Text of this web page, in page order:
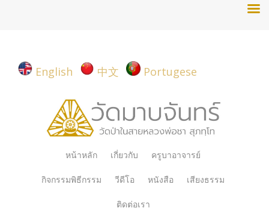
English 中文 Portugese
Skip
content
หน้าหลัก เกี่ยวกับ ครูบาอาจารย์
กิจกรรมพิธีกรรม วีดีโอ หนังสือ เสียงธรรม
ติดต่อเรา